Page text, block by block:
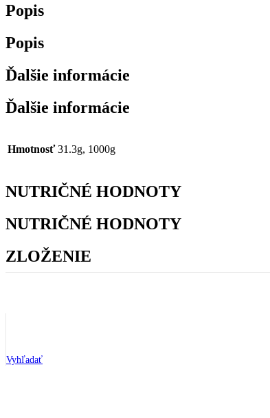
Popis
Popis
Ďalšie informácie
Ďalšie informácie
Hmotnosť 31.3g, 1000g
NUTRIČNÉ HODNOTY
NUTRIČNÉ HODNOTY
ZLOŽENIE
Recenzie
Vyhľadať